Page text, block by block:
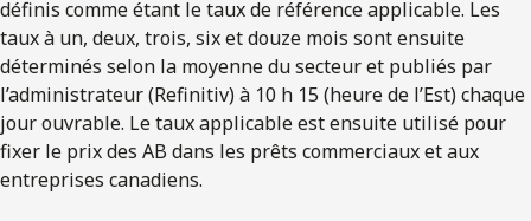
définis comme étant le taux de référence applicable. Les
taux à un, deux, trois, six et douze mois sont ensuite
déterminés selon la moyenne du secteur et publiés par
l’administrateur (Refinitiv) à 10 h 15 (heure de l’Est) chaque
jour ouvrable. Le taux applicable est ensuite utilisé pour
fixer le prix des AB dans les prêts commerciaux et aux
entreprises canadiens.